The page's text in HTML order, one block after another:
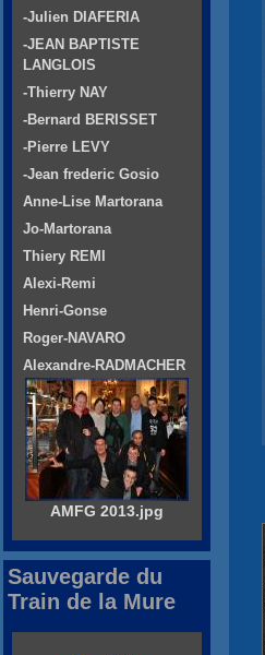
-Julien DIAFERIA
-JEAN BAPTISTE
LANGLOIS
-Thierry NAY
-Bernard BERISSET
-Pierre LEVY
-Jean frederic Gosio
Anne-Lise Martorana
Jo-Martorana
Thiery REMI
Alexi-Remi
Henri-Gonse
Roger-NAVARO
Alexandre-RADMACHER
AMFG 2013.jpg
Sauvegarde du
Train de la Mure